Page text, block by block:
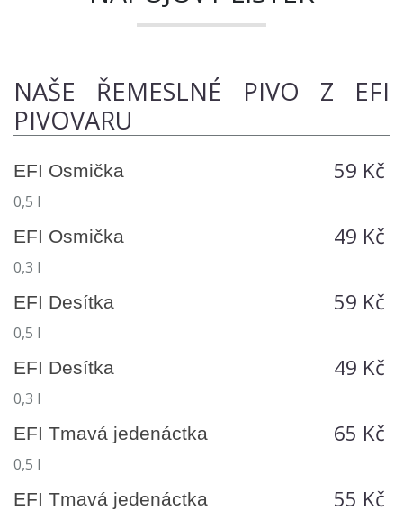
NAŠE ŘEMESLNÉ PIVO Z EFI
PIVOVARU
EFI Osmička 59 Kč
0,5 l
EFI Osmička 49 Kč
0,3 l
EFI Desítka 59 Kč
0,5 l
EFI Desítka 49 Kč
0,3 l
EFI Tmavá jedenáctka 65 Kč
0,5 l
EFI Tmavá jedenáctka 55 Kč